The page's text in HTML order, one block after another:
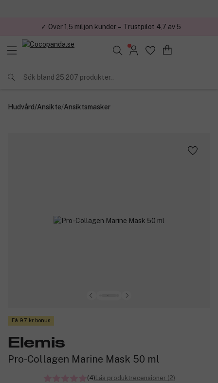
✓ Över 1,5 miljon kunder – Trustpilot 4,7 av 5
Sök bland 25.207 produkter..
Hudvård/Ansikte/Ansiktsmasker
Få 97 kr bonus
Elemis
Pro-Collagen Marine Mask 50 ml
(4)Läs produktrecensioner (2)